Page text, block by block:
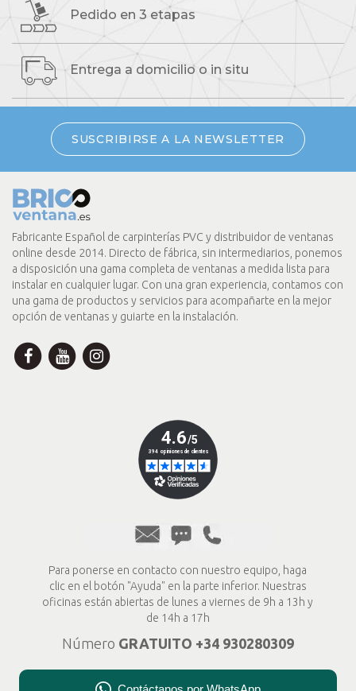
Pedido en 3 etapas
Entrega a domicilio o in situ
SUSCRIBIRSE A LA NEWSLETTER
Fabricante Español de carpinterías PVC y distribuidor de ventanas
online desde 2014. Directo de fábrica, sin intermediarios, ponemos
a disposición una gama completa de ventanas a medida lista para
instalar en cualquier lugar. Con una gran experiencia, contamos con
una gama de productos y servicios para acompañarte en la mejor
opción de ventanas y guiarte en la instalación.
Para ponerse en contacto con nuestro equipo, haga
clic en el botón "Ayuda" en la parte inferior. Nuestras
oficinas están abiertas de lunes a viernes de 9h a 13h y
de 14h a 17h
Número GRATUITO +34 930280309